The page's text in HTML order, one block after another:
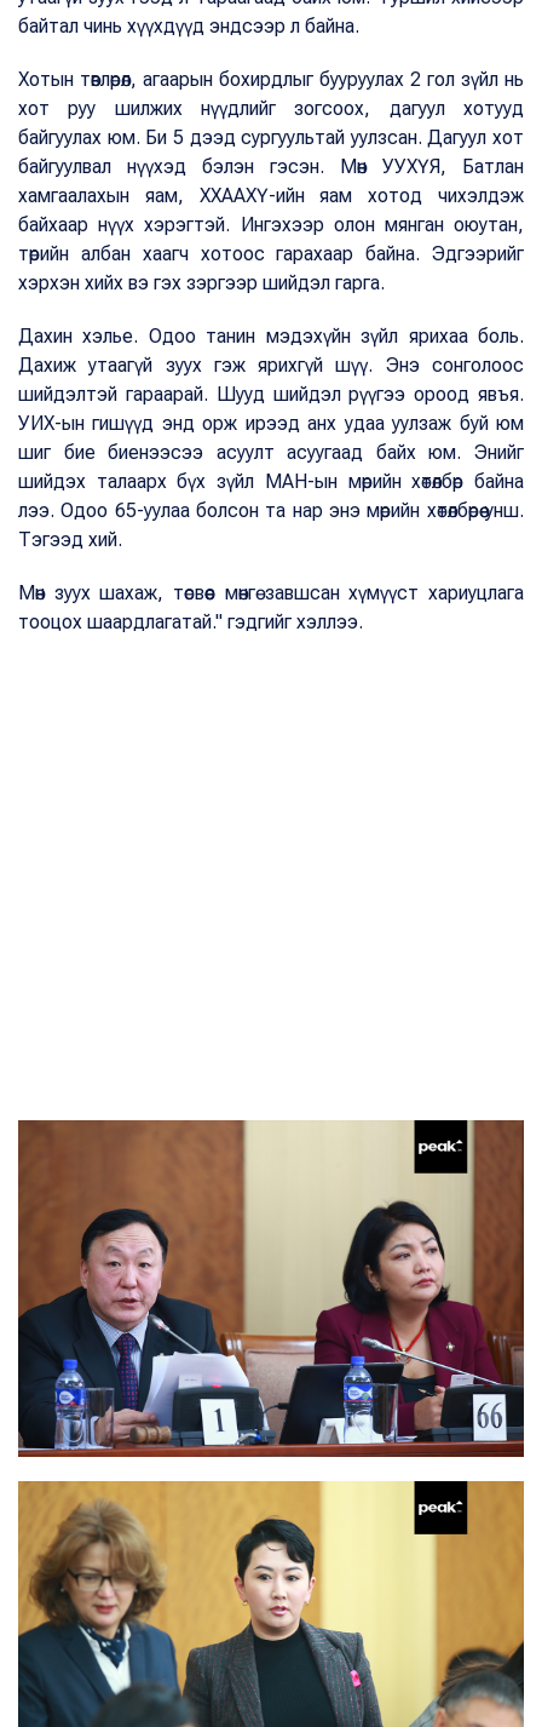
байтал чинь хүүхдүүд эндсээр л байна.
Хотын төвлөрөл, агаарын бохирдлыг бууруулах 2 гол зүйл нь
хот руу шилжих нүүдлийг зогсоох, дагуул хотууд
байгуулах юм. Би 5 дээд сургуультай уулзсан. Дагуул хот
байгуулвал нүүхэд бэлэн гэсэн. Мөн УУХҮЯ, Батлан
хамгаалахын яам, ХХААХҮ-ийн яам хотод чихэлдэж
байхаар нүүх хэрэгтэй. Ингэхээр олон мянган оюутан,
төрийн албан хаагч хотоос гарахаар байна. Эдгээрийг
хэрхэн хийх вэ гэх зэргээр шийдэл гарга.
Дахин хэлье. Одоо танин мэдэхүйн зүйл ярихаа боль.
Дахиж утаагүй зуух гэж ярихгүй шүү. Энэ сонголоос
шийдэлтэй гараарай. Шууд шийдэл рүүгээ ороод явъя.
УИХ-ын гишүүд энд орж ирээд анх удаа уулзаж буй юм
шиг бие биенээсээ асуулт асуугаад байх юм. Энийг
шийдэх талаарх бүх зүйл МАН-ын мөрийн хөтөлбөр байна
лээ. Одоо 65-уулаа болсон та нар энэ мөрийн хөтөлбөрөө унш.
Тэгээд хий.
Мөн зуух шахаж, төсвөөс мөнгө завшсан хүмүүст хариуцлага
тооцох шаардлагатай." гэдгийг хэллээ.